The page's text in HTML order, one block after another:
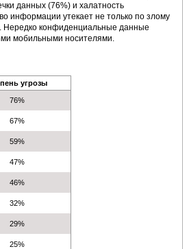
данных (76%) и халатность
информации утекает не только по злому
Нередко конфиденциальные данные
мобильными носителями.
угрозы
76%
67%
59%
47%
46%
32%
29%
25%